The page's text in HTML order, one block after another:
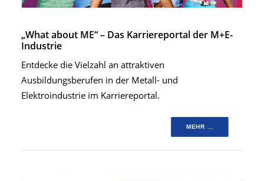
„What about ME“ – Das Karriereportal der M+E-
Industrie
Entdecke die Vielzahl an attraktiven
Ausbildungsberufen in der Metall- und
Elektroindustrie im Karriereportal.
MEHR ...